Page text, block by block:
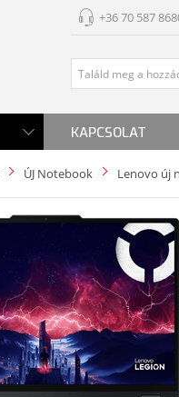
+36 70 587
KAPCSOLAT
ÚJ Notebook Lenovo új